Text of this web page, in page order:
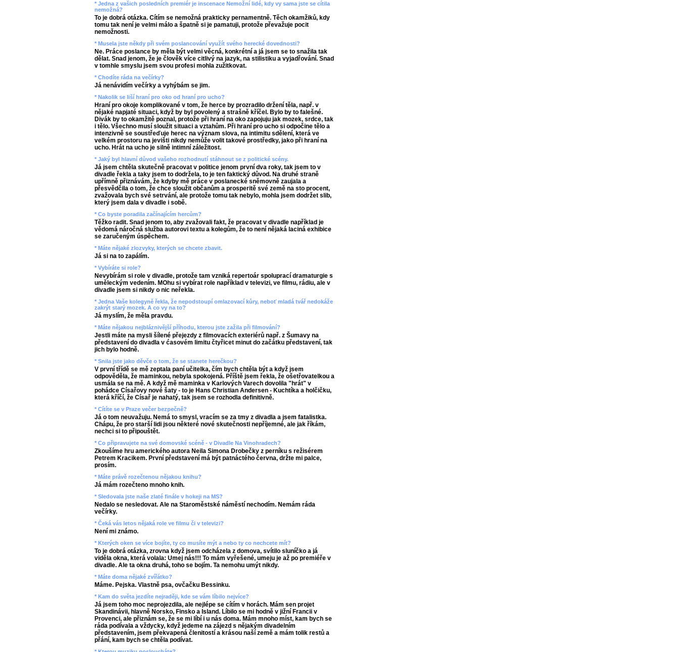
* Jedna z vašich posledních premiér je inscenace Nemožní lidé, kdy vy sama jste se cítila
nemožná?
To je dobrá otázka. Cítím se nemožná prakticky pernamentně. Těch okamžiků, kdy
tomu tak není je velmi málo a špatně si je pamatuji, protože převažuje pocit
nemožnosti.
* Musela jste někdy při svém poslancování využít svého herecké dovednosti?
Ne. Práce poslance by měla být velmi věcná, konkrétní a já jsem se to snažila tak
dělat. Snad jenom, že je člověk více citlivý na jazyk, na stilistiku a vyjadřování. Snad
v tomhle smyslu jsem svou profesi mohla zužitkovat.
* Chodíte ráda na večírky?
Já nenávidím večírky a vyhýbám se jim.
* Nakolik se liší hraní pro oko od hraní pro ucho?
Hraní pro okoje komplikované v tom, že herce by prozradilo držení těla, např. v
nějaké napjaté situaci, když by byl povolený a strašně kříčel. Bylo by to falešné.
Divák by to okamžitě poznal, protože při hraní na oko zapojuju jak mozek, srdce, tak
i tělo. Všechno musí sloužit situaci a vztahům. Při hraní pro ucho si odpočine tělo a
intenzivně se soustřeďuje herec na význam slova, na intimitu sdělení, která ve
velkém prostoru na jevišti nikdy nemůže volit takové prostředky, jako při hraní na
ucho. Hrát na ucho je silně intimní záležitost.
* Jaký byl hlavní důvod vašeho rozhodnutí stáhnout se z politické scény.
Já jsem chtěla skutečně pracovat v politice jenom první dva roky, tak jsem to v
divadle řekla a taky jsem to dodržela, to je ten faktický důvod. Na druhé straně
upřímně přiznávám, že kdyby mě práce v poslanecké sněmovně zaujala a
přesvědčila o tom, že chce sloužit občanům a prosperitě své země na sto procent,
zvažovala bych své setrvání, ale protože tomu tak nebylo, mohla jsem dodržet slib,
který jsem dala v divadle i sobě.
* Co byste poradila začínajícím hercům?
Těžko radit. Snad jenom to, aby zvažovali fakt, že pracovat v divadle například je
vědomá náročná služba autorovi textu a kolegům, že to není nějaká laciná exhibice
se zaručeným úspěchem.
* Máte nějaké zlozvyky, kterých se chcete zbavit.
Já si na to zapálím.
* Vybíráte si role?
Nevybírám si role v divadle, protože tam vzniká repertoár spoluprací dramaturgie s
uměleckým vedením. MOhu si vybírat role například v televizi, ve filmu, rádiu, ale v
divadle jsem si nikdy o nic neřekla.
* Jedna Vaše kolegyně řekla, že nepodstoupí omlazovací kůry, neboť mladá tvář nedokáže
zakrýt starý mozek. A co vy na to?
Já myslím, že měla pravdu.
* Máte nějakou nejbláznivější příhodu, kterou jste zažila při filmování?
Jestli máte na mysli šílené přejezdy z filmovacích exteriérů např. z Šumavy na
představení do divadla v ćasovém limitu čtyřicet minut do začátku představení, tak
jich bylo hodně.
* Snila jste jako děvče o tom, že se stanete herečkou?
V první třídě se mě zeptala paní učitelka, čím bych chtěla být a když jsem
odpověděla, že maminkou, nebyla spokojená. Příště jsem řekla, že ošetřovatelkou a
usmála se na mě. A když mě maminka v Karlových Varech dovolila "hrát" v
pohádce Císařovy nové šaty - to je Hans Christian Andersen - Kuchtíka a holčičku,
která kříčí, že Císař je nahatý, tak jsem se rozhodla definitivně.
* Cítíte se v Praze večer bezpečně?
Já o tom neuvažuju. Nemá to smysl, vracím se za tmy z divadla a jsem fatalistka.
Chápu, že pro starší lidi jsou některé nové skutečnosti nepříjemné, ale jak říkám,
nechci si to připouštět.
* Co připravujete na své domovské scéně - v Divadle Na Vinohradech?
Zkoušíme hru amerického autora Neila Simona Drobečky z perníku s režisérem
Petrem Kracikem. První představení má být patnáctého června, držte mi palce,
prosím.
* Máte právě rozečtenou nějakou knihu?
Já mám rozečteno mnoho knih.
* Sledovala jste naše zlaté finále v hokeji na MS?
Nedalo se nesledovat. Ale na Staroměstské náměstí nechodím. Nemám ráda
večírky.
* Čeká vás letos nějaká role ve filmu či v televizi?
Není mi známo.
* Kterých oken se více bojíte, ty co musíte mýt a nebo ty co nechcete mít?
To je dobrá otázka, zrovna když jsem odcházela z domova, svítilo sluníčko a já
viděla okna, která volala: Umej nás!!! To mám vyřešené, umeju je až po premiéře v
divadle. Ale ta okna druhá, toho se bojím. Ta nemohu umýt nikdy.
* Máte doma nějaké zvířátko?
Máme. Pejska. Vlastně psa, ovčačku Bessinku.
* Kam do světa jezdíte nejraději, kde se vám líbilo nejvíce?
Já jsem toho moc neprojezdila, ale nejlépe se cítím v horách. Mám sen projet
Skandinávii, hlavně Norsko, Finsko a Island. Líbilo se mi hodně v jižní Francii v
Provenci, ale přiznám se, že se mi líbí i u nás doma. Mám mnoho míst, kam bych se
ráda podívala a vždycky, když jedeme na zájezd s nějakým divadelním
představením, jsem překvapená členitostí a krásou naší země a mám tolik restů a
přání, kam bych se chtěla podívat.